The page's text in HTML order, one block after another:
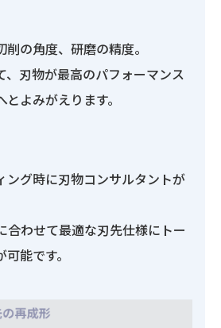
の角度、研磨の精度。
、刃物が最高のパフォーマンス
よみがえります。
ング時に刃物コンサルタントが
合わせて最適な刃先仕様にトー
能です。